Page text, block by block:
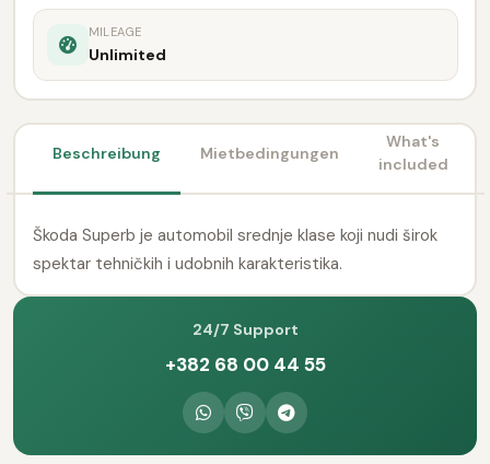
MILEAGE
Unlimited
Beschreibung Mietbedingungen
What's
included
Škoda Superb je automobil srednje klase koji nudi širok
spektar tehničkih i udobnih karakteristika.
24/7 Support
+382 68 00 44 55